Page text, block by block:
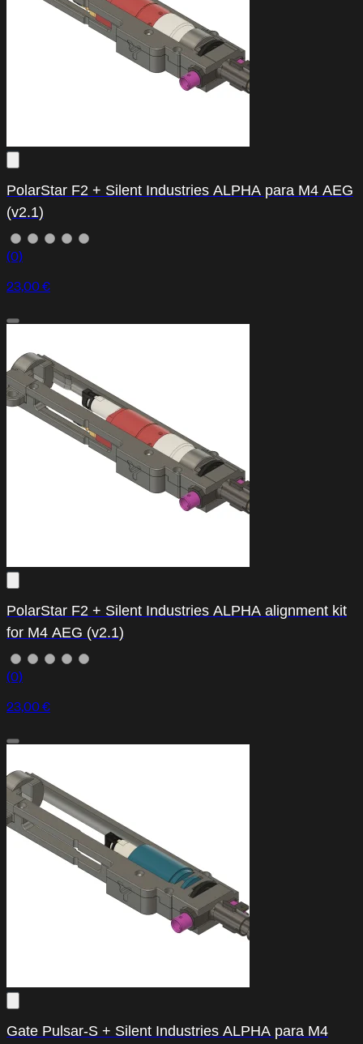
PolarStar F2 + Silent Industries ALPHA para M4 AEG
(v2.1)
(0)
23,00 €
PolarStar F2 + Silent Industries ALPHA alignment kit
for M4 AEG (v2.1)
(0)
23,00 €
Gate Pulsar-S + Silent Industries ALPHA para M4